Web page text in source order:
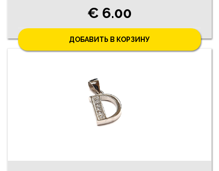
€ 6.00
ДОБАВИТЬ В КОРЗИНУ